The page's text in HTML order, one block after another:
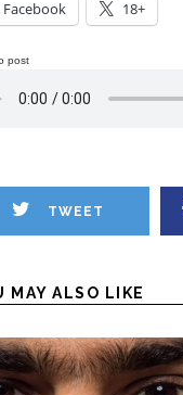
Facebook 18+
post
TWEET
MAY ALSO LIKE